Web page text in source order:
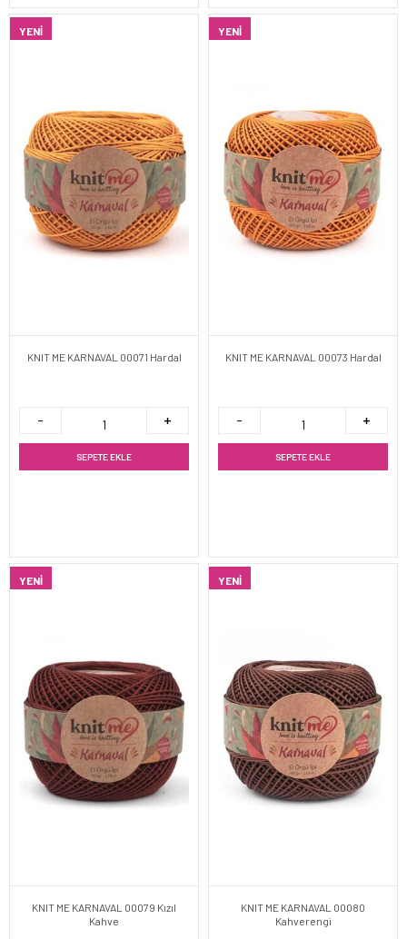
YENI
KNIT ME KARNAVAL 00071 Hardal
SEPETE EKLE
YENI
KNIT ME KARNAVAL 00073 Hardal
SEPETE EKLE
YENI
KNIT ME KARNAVAL 00079 Kızıl
Kahve
YENI
KNIT ME KARNAVAL 00080
Kahverengi